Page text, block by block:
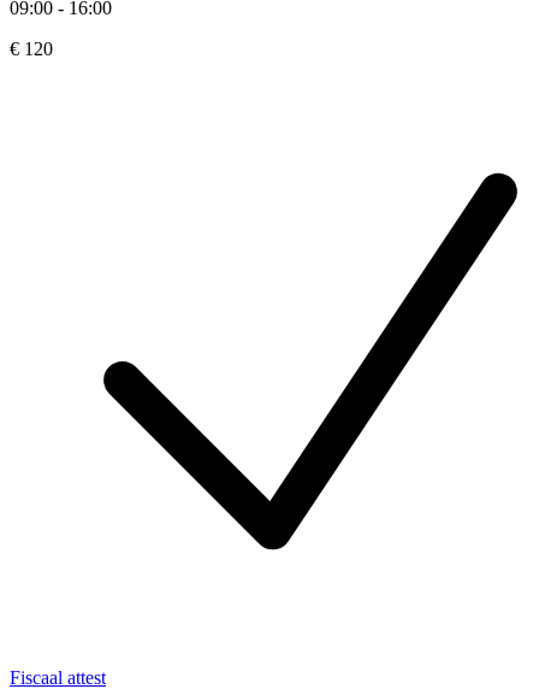
09:00 - 16:00
€ 120
Fiscaal attest